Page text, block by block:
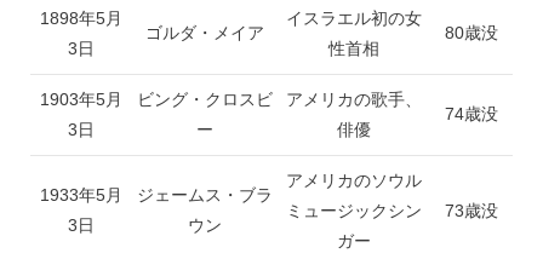
1898年5月
3日
ゴルダ・メイア
イスラエル初の女
性首相
80歳没
1903年5月
3日
ビング・クロスビ
ー
アメリカの歌手、
俳優
74歳没
1933年5月
3日
ジェームス・ブラ
ウン
アメリカのソウル
ミュージックシン
ガー
73歳没